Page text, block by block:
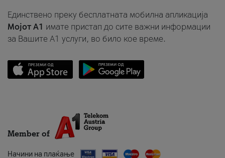
Единствено преку бесплатната мобилна апликација
Мојот A1 имате пристап до сите важни информации
за Вашите A1 услуги, во било кое време.
Member of
Начини на плаќање